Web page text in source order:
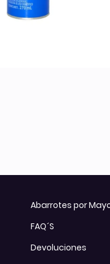
Abarrotes por
FAQ´S
Devoluciones